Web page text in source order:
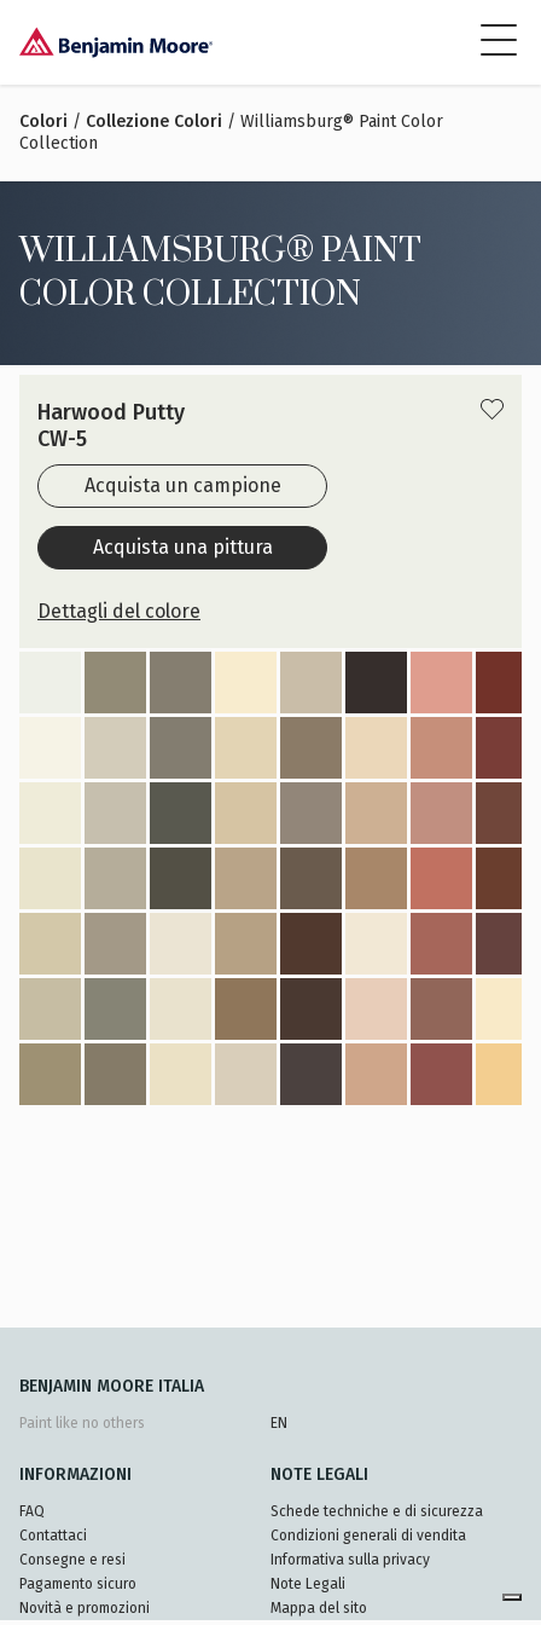
Colori / Collezione Colori / Williamsburg® Paint Color
Collection
WILLIAMSBURG® PAINT
COLOR COLLECTION
Harwood Putty
CW-5
Acquista un campione
Acquista una pittura
Dettagli del colore
BENJAMIN MOORE ITALIA
Paint like no others EN
INFORMAZIONI
FAQ
Contattaci
Consegne e resi
Pagamento sicuro
Novità e promozioni
NOTE LEGALI
Schede techniche e di sicurezza
Condizioni generali di vendita
Informativa sulla privacy
Note Legali
Mappa del sito